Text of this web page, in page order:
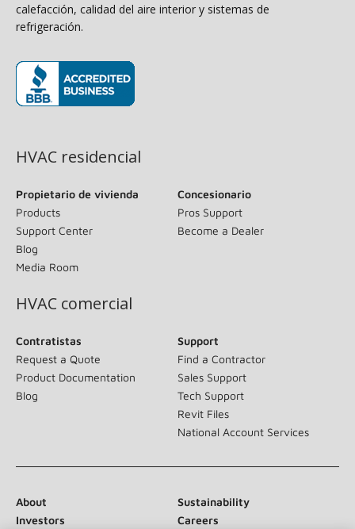
calefacción, calidad del aire interior y sistemas de
refrigeración.
HVAC residencial
Propietario de vivienda
Products
Support Center
Blog
Media Room
Concesionario
Pros Support
Become a Dealer
HVAC comercial
Contratistas
Request a Quote
Product Documentation
Blog
Support
Find a Contractor
Sales Support
Tech Support
Revit Files
National Account Services
About
Sustainability
Investors
Careers